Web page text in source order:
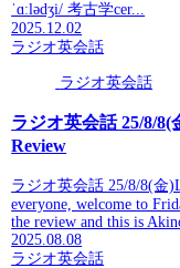
ˈɑːlədʒi/ 考古学cer...
2025.12.02
ラジオ英会話
ラジオ英会話
ラジオ英会話 25/8/8(
Review
ラジオ英会話 25/8/8(金
everyone, welcome to
the review and this is
2025.08.08
ラジオ英会話